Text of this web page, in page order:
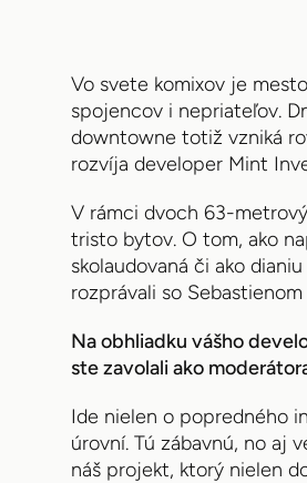
Vo svete komixov je
spojencov i nepriateľov.
downtowne totiž vzniká
rozvíja developer Mint
V rámci dvoch 63-
tristo bytov. O tom, ako
skolaudovaná či ako
rozprávali so
Na obhliadku vášho
ste zavolali ako
Ide nielen o popredného
úrovní. Tú zábavnú, no aj
náš projekt, ktorý nielen